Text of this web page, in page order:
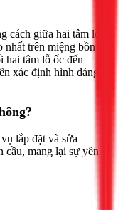
cách giữa hai tâm lỗ
nhất trên miệng bồn
hai tâm lỗ ốc đến
xác định hình dáng
lắp đặt và sửa
cầu, mang lại sự yên